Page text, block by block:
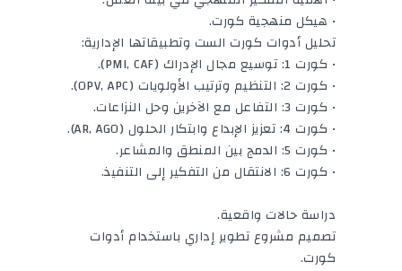
• هيكل منهجية كورت.
تحليل أدوات كورت الست وتطبيقاتها الإدارية:
• كورت 1: توسيع مجال الإدراك (PMI, CAF).
• كورت 2: التنظيم وترتيب الأولويات (OPV, APC).
• كورت 3: التفاعل مع الآخرين وحل النزاعات.
• كورت 4: تعزيز الإبداع وابتكار الحلول (AR, AGO).
• كورت 5: الدمج بين المنطق والمشاعر.
• كورت 6: الانتقال من التفكير إلى التنفيذ.
دراسة حالات واقعية.
تصميم مشروع تطوير إداري باستخدام أدوات
كورت.